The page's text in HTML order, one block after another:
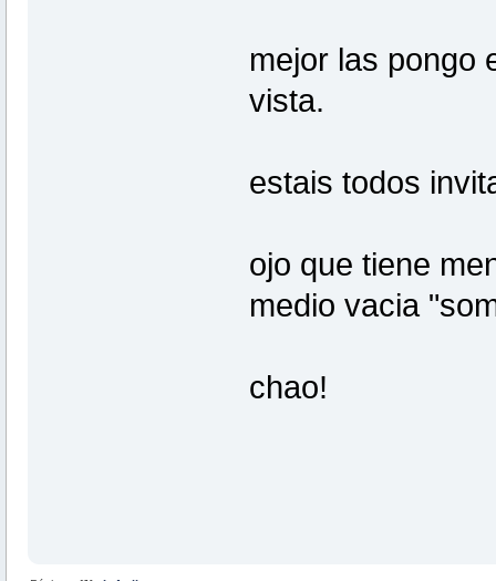
mejor las pongo
vista.
estais todos
ojo que tiene
medio vacia
chao!